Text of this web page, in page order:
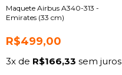
Maquete Airbus A340-313 -
Emirates (33 cm)
R$499,00
3x de R$166,33 sem juros